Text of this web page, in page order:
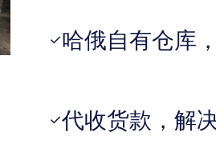
✓哈俄自有仓库
✓代收货款，解